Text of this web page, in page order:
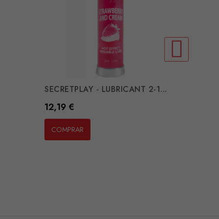
SECRETPLAY - LUBRICANT 2-1...
Preço
12,19 €
COMPRAR